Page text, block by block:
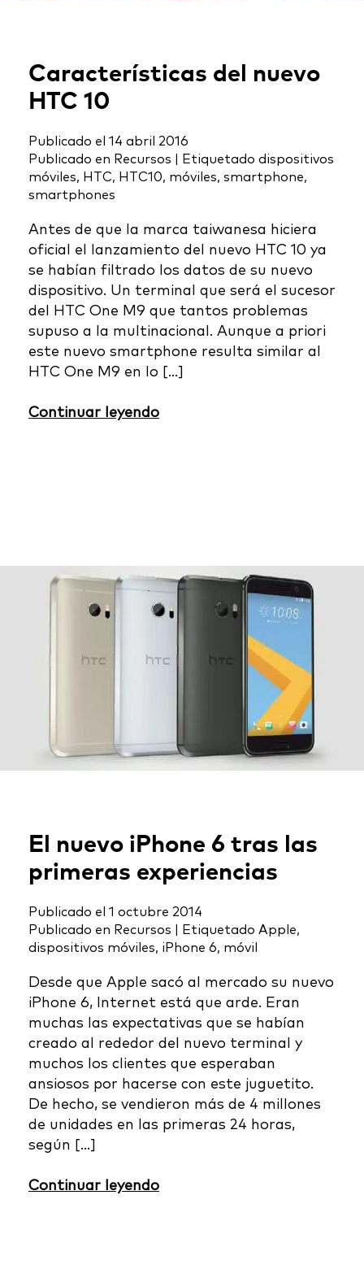
Características del nuevo
HTC 10
Publicado el 14 abril 2016
Publicado en Recursos Etiquetado dispositivos
móviles, HTC, HTC10, móviles, smartphone,
smartphones
Antes de que la marca taiwanesa hiciera
oficial el lanzamiento del nuevo HTC 10 ya
se habían filtrado los datos de su nuevo
dispositivo. Un terminal que será el sucesor
del HTC One M9 que tantos problemas
supuso a la multinacional. Aunque a priori
este nuevo smartphone resulta similar al
HTC One M9 en lo […]
Continuar leyendo
El nuevo iPhone 6 tras las
primeras experiencias
Publicado el 1 octubre 2014
Publicado en Recursos Etiquetado Apple,
dispositivos móviles, iPhone 6, móvil
Desde que Apple sacó al mercado su nuevo
iPhone 6, Internet está que arde. Eran
muchas las expectativas que se habían
creado al rededor del nuevo terminal y
muchos los clientes que esperaban
ansiosos por hacerse con este juguetito.
De hecho, se vendieron más de 4 millones
de unidades en las primeras 24 horas,
según […]
Continuar leyendo